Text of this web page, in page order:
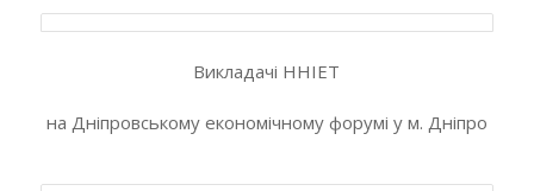
Викладачі ННІЕТ
на Дніпровському економічному форумі у м. Дніпро